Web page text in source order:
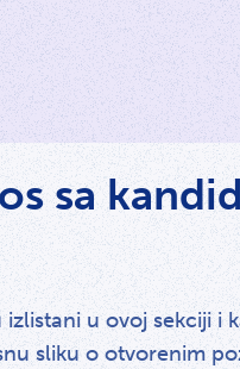
sa
izlistani u ovoj sekciji i
sliku o otvorenim